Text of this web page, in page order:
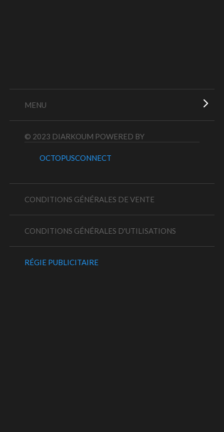
MENU
© 2023 DIARKOUM POWERED BY
OCTOPUSCONNECT
CONDITIONS GÉNÉRALES DE VENTE
CONDITIONS GÉNÉRALES D'UTILISATIONS
RÉGIE PUBLICITAIRE